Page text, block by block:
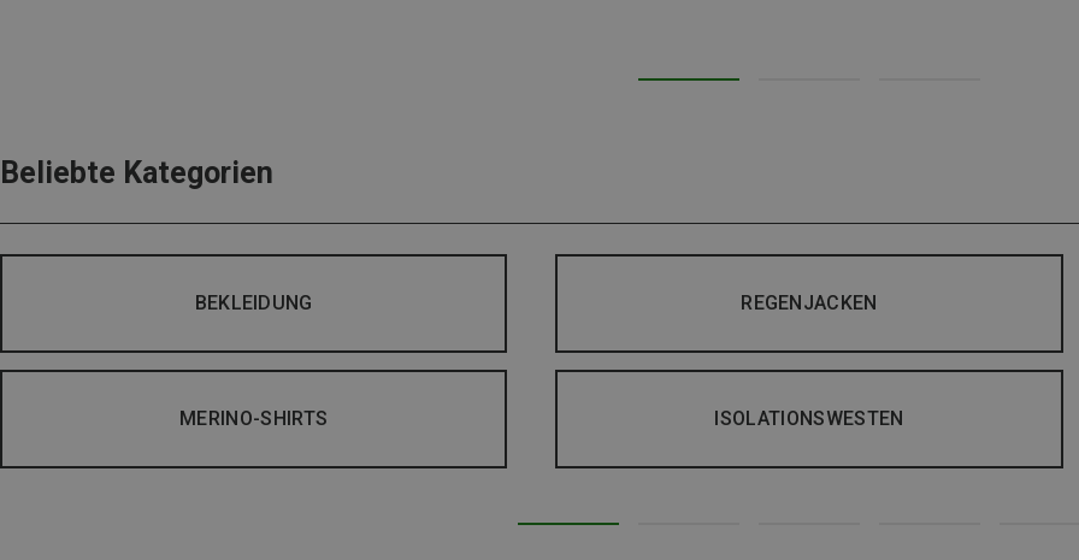
Beliebte Kategorien
BEKLEIDUNG REGENJACKEN
MERINO-SHIRTS ISOLATIONSWESTEN